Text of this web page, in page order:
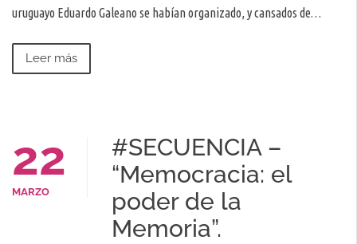
uruguayo Eduardo Galeano se habían organizado, y cansados de…
Leer más
22
MARZO
#SECUENCIA –
“Memocracia: el
poder de la
Memoria”.